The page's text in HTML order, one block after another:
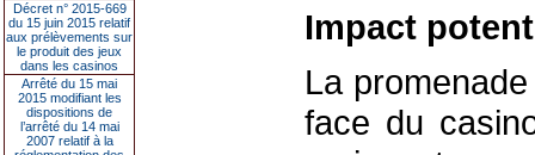
Décret n° 2015-669
du 15 juin 2015 relatif
aux prélèvements sur
le produit des jeux
dans les casinos
Arrêté du 15 mai
2015 modifiant les
dispositions de
l’arrêté du 14 mai
2007 relatif à la
Impact
La
face du